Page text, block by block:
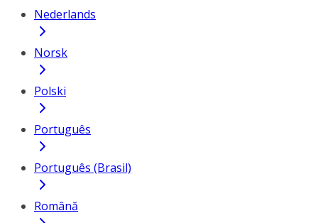
Nederlands
Norsk
Polski
Português
Português (Brasil)
Română